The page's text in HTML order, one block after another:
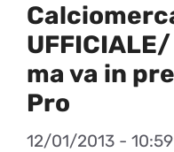
ma va in
Pro
12/01/2013 - 10:59